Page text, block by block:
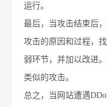
运行。
最后，当攻击结束后
攻击的原因和过程，
弱环节，并加以改进
类似的攻击。
总之，当网站遭遇